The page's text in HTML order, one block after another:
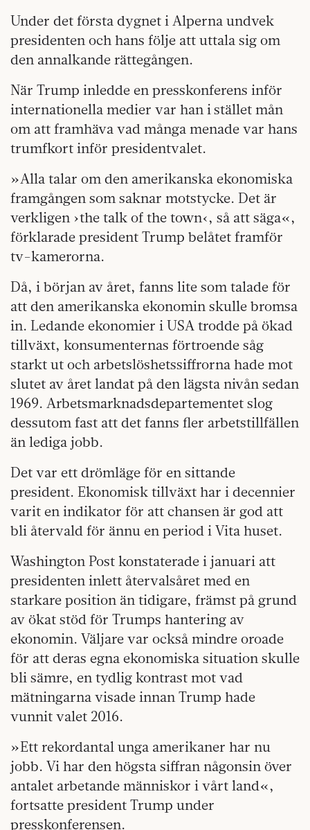
Under det första dygnet i Alperna undvek
presidenten och hans följe att uttala sig om
den annalkande rättegången.
När Trump inledde en presskonferens inför
internationella medier var han i stället mån
om att framhäva vad många menade var hans
trumfkort inför presidentvalet.
»Alla talar om den amerikanska ekonomiska
framgången som saknar motstycke. Det är
verkligen ›the talk of the town‹, så att säga«,
förklarade president Trump belåtet framför
tv-kamerorna.
Då, i början av året, fanns lite som talade för
att den amerikanska ekonomin skulle bromsa
in. Ledande ekonomier i USA trodde på ökad
tillväxt, konsumenternas förtroende såg
starkt ut och arbetslöshetssiffrorna hade mot
slutet av året landat på den lägsta nivån sedan
1969. Arbetsmarknadsdepartementet slog
dessutom fast att det fanns fler arbetstillfällen
än lediga jobb.
Det var ett drömläge för en sittande
president. Ekonomisk tillväxt har i decennier
varit en indikator för att chansen är god att
bli återvald för ännu en period i Vita huset.
Washington Post konstaterade i januari att
presidenten inlett återvalsåret med en
starkare position än tidigare, främst på grund
av ökat stöd för Trumps hantering av
ekonomin. Väljare var också mindre oroade
för att deras egna ekonomiska situation skulle
bli sämre, en tydlig kontrast mot vad
mätningarna visade innan Trump hade
vunnit valet 2016.
»Ett rekordantal unga amerikaner har nu
jobb. Vi har den högsta siffran någonsin över
antalet arbetande människor i vårt land«,
fortsatte president Trump under
presskonferensen.